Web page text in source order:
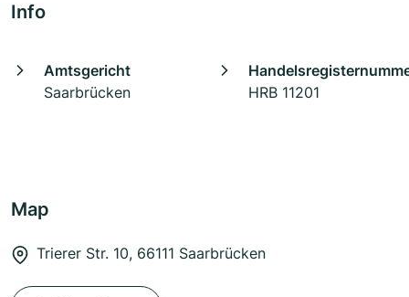
Info
Amtsgericht
Saarbrücken
HRB 11201
Map
Trierer Str. 10, 66111 Saarbrücken